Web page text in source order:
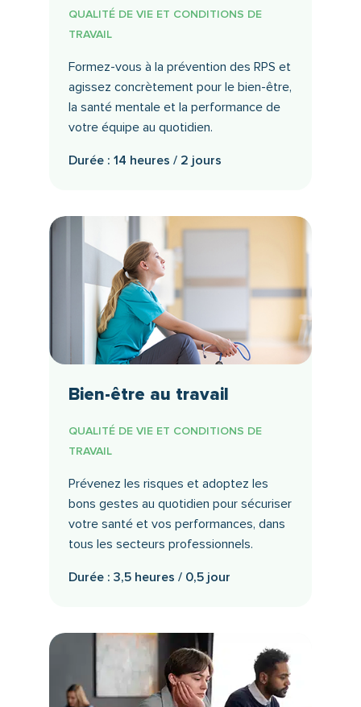
QUALITÉ DE VIE ET CONDITIONS DE
TRAVAIL
Formez-vous à la prévention des RPS et
agissez concrètement pour le bien-être,
la santé mentale et la performance de
votre équipe au quotidien.
Durée : 14 heures / 2 jours
Bien-être au travail
QUALITÉ DE VIE ET CONDITIONS DE
TRAVAIL
Prévenez les risques et adoptez les
bons gestes au quotidien pour sécuriser
votre santé et vos performances, dans
tous les secteurs professionnels.
Durée : 3,5 heures / 0,5 jour